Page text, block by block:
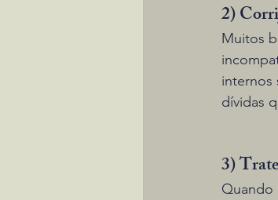
2)
Muitos
internos
dívidas
3)
Quando